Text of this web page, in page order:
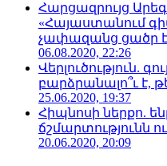
Հարցազրույց
«Հայաստանում
չափազանց ցածր
06.08.2020, 22:26
Վերլուծություն.
բարձրանալո՞ւ է,
25.06.2020, 19:37
Հիպնոսի ներքո.
ճշմարտությունն
20.06.2020, 20:09